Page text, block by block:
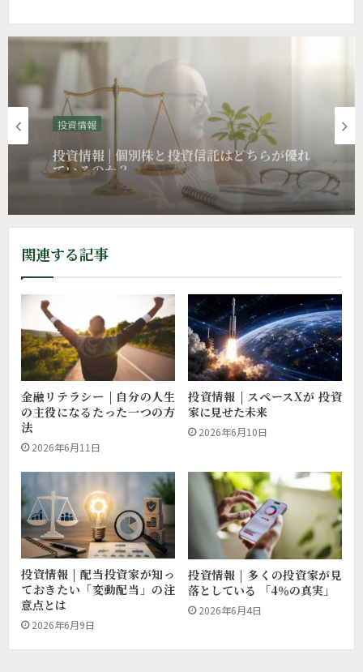
投資情報
投資情報 | 個別株と投資信託はどちらが優れ
ているのか？
投資情報
金融リテラシー | テンバガー株より “大きな
リターン”をくれたもの
関連する記事
金融リテラシー | 自分の人生
の主役になるたった一つの方
法
2026年6月11日
投資情報 | スペースXが 投資
家に見せた未来
2026年6月10日
投資情報 | 配当投資家が知っ
ておきたい「変動配当」の注
意点とは
2026年6月9日
投資情報 | 多くの投資家が見
落としている 「4％の真実」
2026年6月4日